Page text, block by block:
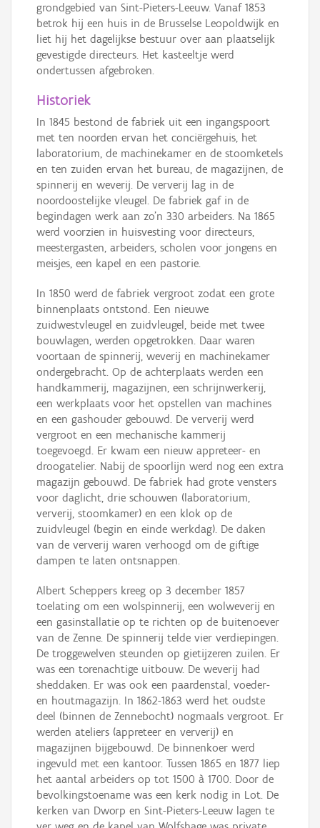
grondgebied van Sint-Pieters-Leeuw. Vanaf 1853
betrok hij een huis in de Brusselse Leopoldwijk en
liet hij het dagelijkse bestuur over aan plaatselijk
gevestigde directeurs. Het kasteeltje werd
ondertussen afgebroken.
Historiek
In 1845 bestond de fabriek uit een ingangspoort
met ten noorden ervan het conciërgehuis, het
laboratorium, de machinekamer en de stoomketels
en ten zuiden ervan het bureau, de magazijnen, de
spinnerij en weverij. De ververij lag in de
noordoostelijke vleugel. De fabriek gaf in de
begindagen werk aan zo’n 330 arbeiders. Na 1865
werd voorzien in huisvesting voor directeurs,
meestergasten, arbeiders, scholen voor jongens en
meisjes, een kapel en een pastorie.
In 1850 werd de fabriek vergroot zodat een grote
binnenplaats ontstond. Een nieuwe
zuidwestvleugel en zuidvleugel, beide met twee
bouwlagen, werden opgetrokken. Daar waren
voortaan de spinnerij, weverij en machinekamer
ondergebracht. Op de achterplaats werden een
handkammerij, magazijnen, een schrijnwerkerij,
een werkplaats voor het opstellen van machines
en een gashouder gebouwd. De ververij werd
vergroot en een mechanische kammerij
toegevoegd. Er kwam een nieuw appreteer- en
droogatelier. Nabij de spoorlijn werd nog een extra
magazijn gebouwd. De fabriek had grote vensters
voor daglicht, drie schouwen (laboratorium,
ververij, stoomkamer) en een klok op de
zuidvleugel (begin en einde werkdag). De daken
van de ververij waren verhoogd om de giftige
dampen te laten ontsnappen.
Albert Scheppers kreeg op 3 december 1857
toelating om een wolspinnerij, een wolweverij en
een gasinstallatie op te richten op de buitenoever
van de Zenne. De spinnerij telde vier verdiepingen.
De troggewelven steunden op gietijzeren zuilen. Er
was een torenachtige uitbouw. De weverij had
sheddaken. Er was ook een paardenstal, voeder-
en houtmagazijn. In 1862-1863 werd het oudste
deel (binnen de Zennebocht) nogmaals vergroot. Er
werden ateliers (appreteer en ververij) en
magazijnen bijgebouwd. De binnenkoer werd
ingevuld met een kantoor. Tussen 1865 en 1877 liep
het aantal arbeiders op tot 1500 à 1700. Door de
bevolkingstoename was een kerk nodig in Lot. De
kerken van Dworp en Sint-Pieters-Leeuw lagen te